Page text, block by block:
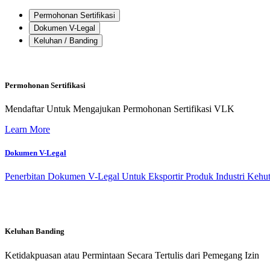
Permohonan Sertifikasi
Dokumen V-Legal
Keluhan / Banding
Permohonan Sertifikasi
Mendaftar Untuk Mengajukan Permohonan Sertifikasi VLK
Learn More
Dokumen V-Legal
Penerbitan Dokumen V-Legal Untuk Eksportir Produk Industri
Keluhan Banding
Ketidakpuasan atau Permintaan Secara Tertulis dari Pemegang Izin